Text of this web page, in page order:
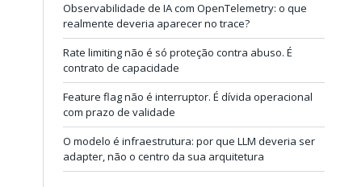
Observabilidade de IA com OpenTelemetry: o que
realmente deveria aparecer no trace?
Rate limiting não é só proteção contra abuso. É
contrato de capacidade
Feature flag não é interruptor. É dívida operacional
com prazo de validade
O modelo é infraestrutura: por que LLM deveria ser
adapter, não o centro da sua arquitetura